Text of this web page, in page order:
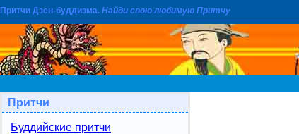
Притчи Дзен-буддизма. Найди свою любимую Притчу
Притчи
Буддийские притчи